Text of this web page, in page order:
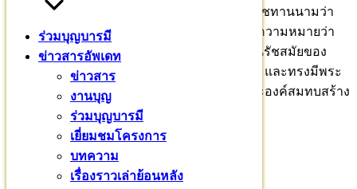
ร่วมบุญบารมี
ข่าวสารอัพเดท
ข่าวสาร
งานบุญ
ร่วมบุญบารมี
เยี่ยมชมโครงการ
บทความ
เรื่องราวเล่าย้อนหลัง
พระเจ้าอยู่หัว ทรงมีพระมหากรุณาธิคุณพระราชทานนามว่า
“มหาวชิราลงกรณบาลีเถรวาทราชวิทยาลัย” มีความหมายว่า
ราชวิทยาลัยเพื่อการศึกษาคัมภีร์บาลีเถรวาทในรัชสมัยของ
พระเจ้าแผ่นดิน พระนามว่า “มหาวชิราลงกรณ” และทรงมีพระ
ราชศรัทธาพระราชทานพระราชทรัพย์ส่วนพระองค์สมทบสร้าง
๑๐๐ ล้านบาท
ปณิธานการสร้าง
ราชวิทยาลัยแห่งนี้